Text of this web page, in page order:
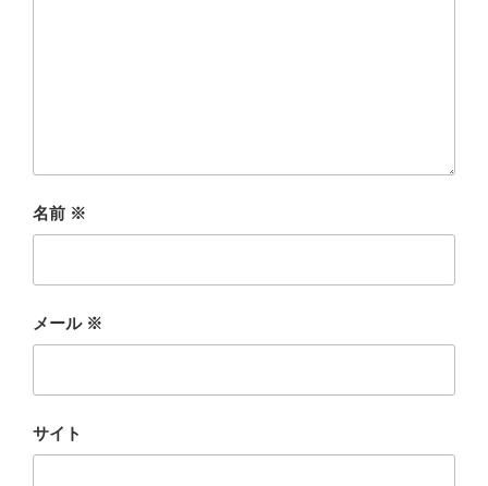
名前 ※
メール ※
サイト